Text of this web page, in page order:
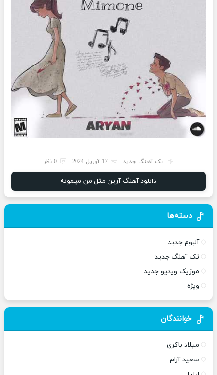
تک آهنگ جدید 17 آوریل 2024 0 نظر
دانلود آهنگ آرین مثل من میمونه
دسته‌ها
آلبوم جدید
تک آهنگ جدید
موزیک ویدیو جدید
ویژه
خوانندگان
میلاد باکری
سعید آرام